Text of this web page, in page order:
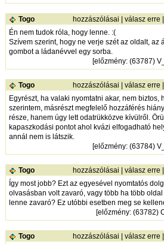
Togo hozzászólásai |válasz erre
Én nem tudok róla, hogy lenne. :(
Szívem szerint, hogy ne verje szét az oldalt, az
gombot a ládanévvel egy sorba.
[előzmény: (63787)
Togo hozzászólásai |válasz erre
Egyrészt, ha valaki nyomtatni akar, nem
szerintem, másrészt megfelelő hozzáférés
része, hanem úgy lett odatrükközve kívülről.
kapaszkodási pontot ahol kvázi elfogadható
annál nem is látszik.
[előzmény: (63784)
Togo hozzászólásai |válasz erre
Így most jobb? Ezt az egyesével nyomtatós
olvasásban volt zavaró, vagy több ha több
lenne zavaró? Ez utóbbi esetben meg se
[előzmény: (63782)
Togo hozzászólásai |válasz erre